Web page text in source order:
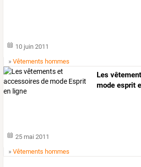
10 juin 2011
»Vêtements hommes
Les
mode esprit
25 mai 2011
»Vêtements hommes